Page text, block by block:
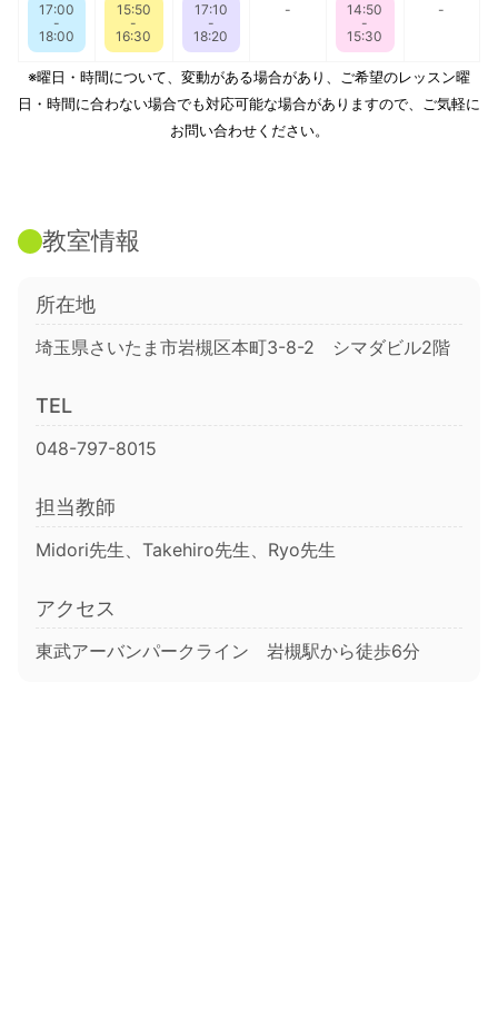
17:00
-
18:00
15:50
-
16:30
17:10
-
18:20
-
14:50
-
15:30
-
※曜日・時間について、変動がある場合があり、ご希望のレッスン曜
日・時間に合わない場合でも対応可能な場合がありますので、ご気軽に
お問い合わせください。
教室情報
所在地
埼玉県さいたま市岩槻区本町3-8-2 シマダビル2階
TEL
048-797-8015
担当教師
Midori先生、Takehiro先生、Ryo先生
アクセス
東武アーバンパークライン 岩槻駅から徒歩6分